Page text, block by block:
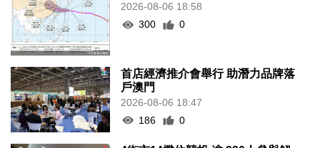
2026-08-06 18:58
300
0
首店經濟推介會舉行 助潛力品牌落
戶澳門
2026-08-06 18:47
186
0